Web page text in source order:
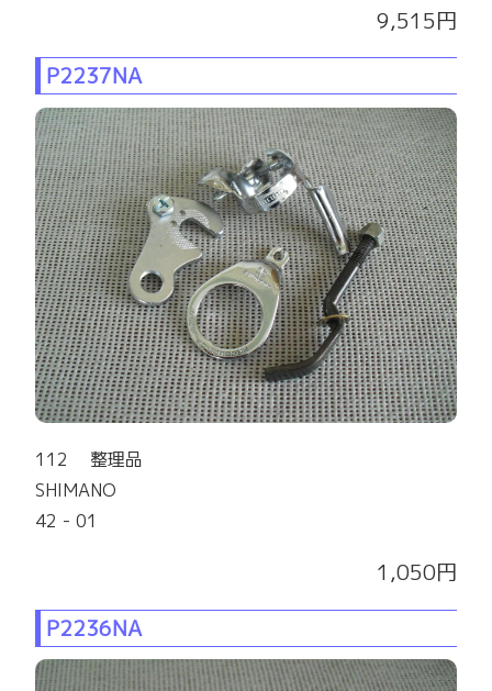
9,515円
P2237NA
112 整理品
SHIMANO
42 - 01
1,050円
P2236NA